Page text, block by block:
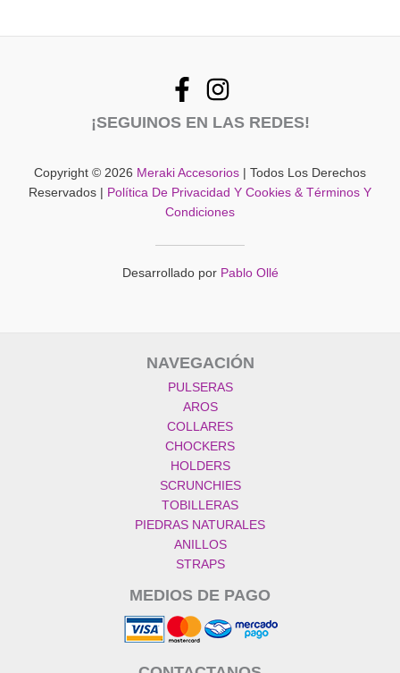
¡SEGUINOS EN LAS REDES!
Copyright © 2026 Meraki Accesorios | Todos Los Derechos
Reservados |
Política De Privacidad Y Cookies & Términos Y
Condiciones
Desarrollado por Pablo Ollé
NAVEGACIÓN
PULSERAS
AROS
COLLARES
CHOCKERS
HOLDERS
SCRUNCHIES
TOBILLERAS
PIEDRAS NATURALES
ANILLOS
STRAPS
MEDIOS DE PAGO